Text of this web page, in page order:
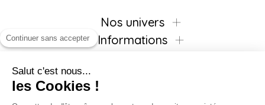
Nos univers
Informations
Inscrivez-vous à la newsletter !
Continuer sans accepter
Salut c'est nous...
les Cookies !